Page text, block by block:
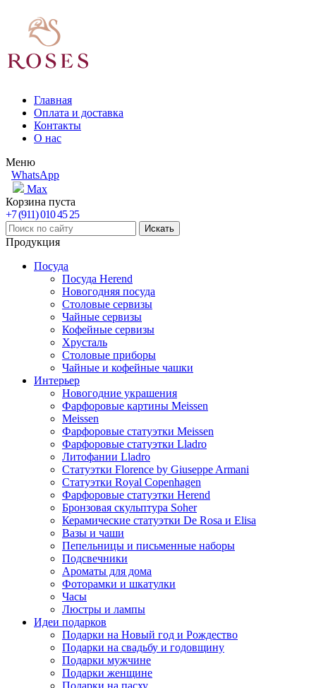
Главная
Оплата и доставка
Контакты
О нас
Меню
WhatsApp
Max
Корзина пуста
+7 (911) 010 45 25
Продукция
Посуда
Посуда Herend
Новогодняя посуда
Столовые сервизы
Чайные сервизы
Кофейные сервизы
Хрусталь
Столовые приборы
Чайные и кофейные чашки
Интерьер
Новогодние украшения
Фарфоровые картины Meissen
Meissen
Фарфоровые статуэтки Meissen
Фарфоровые статуэтки Lladro
Литофании Lladro
Статуэтки Florence by Giuseppe Armani
Статуэтки Royal Copenhagen
Фарфоровые статуэтки Herend
Бронзовая скульптура Soher
Керамические статуэтки De Rosa и Elisa
Вазы и чаши
Пепельницы и письменные наборы
Подсвечники
Ароматы для дома
Фоторамки и шкатулки
Часы
Люстры и лампы
Идеи подарков
Подарки на Новый год и Рождество
Подарки на свадьбу и годовщину
Подарки мужчине
Подарки женщине
Подарки на пасху